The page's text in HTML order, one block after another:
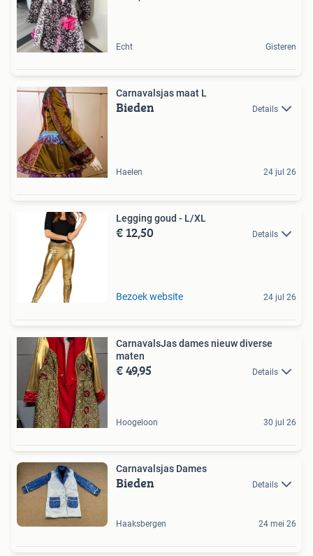
Echt Gisteren
Carnavalsjas maat L
Bieden Details
Haelen 24 jul 26
Legging goud - L/XL
€ 12,50 Details
Bezoek website 24 jul 26
CarnavalsJas dames nieuw diverse
maten
€ 49,95 Details
Hoogeloon 30 jul 26
Carnavalsjas Dames
Bieden Details
Haaksbergen 24 mei 26